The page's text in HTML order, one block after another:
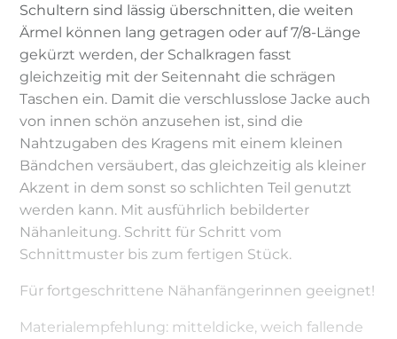
Schultern sind lässig überschnitten, die weiten
Ärmel können lang getragen oder auf 7/8-Länge
gekürzt werden, der Schalkragen fasst
gleichzeitig mit der Seitennaht die schrägen
Taschen ein. Damit die verschlusslose Jacke auch
von innen schön anzusehen ist, sind die
Nahtzugaben des Kragens mit einem kleinen
Bändchen versäubert, das gleichzeitig als kleiner
Akzent in dem sonst so schlichten Teil genutzt
werden kann. Mit ausführlich bebilderter
Nähanleitung. Schritt für Schritt vom
Schnittmuster bis zum fertigen Stück.
Für fortgeschrittene Nähanfängerinnen geeignet!
Materialempfehlung: mitteldicke, weich fallende